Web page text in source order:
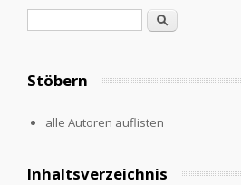
Search
Stöbern
alle Autoren auflisten
Inhaltsverzeichnis